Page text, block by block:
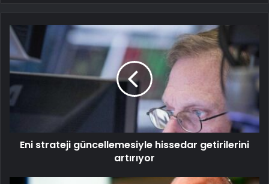
Eni strateji güncellemesiyle hissedar getirilerini
artırıyor